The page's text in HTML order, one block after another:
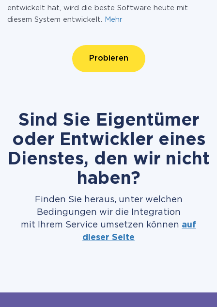
entwickelt hat, wird die beste Software heute mit
diesem System entwickelt.
Mehr
Probieren
Sind Sie Eigentümer
oder Entwickler eines
Dienstes, den wir nicht
haben?
Finden Sie heraus, unter welchen
Bedingungen wir die Integration
mit Ihrem Service umsetzen können auf
dieser Seite